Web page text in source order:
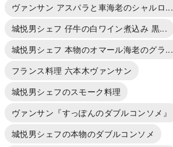
ヴァンサン アスパラと車海老のシャルロ...
城悦男シェフ 仔牛の白ワイン煮込み 黒...
城悦男シェフ 本物のオマール海老のグラ...
フランス料理 六本木ヴァンサン
城悦男シェフのスモーク料理
ヴァンサン『すっぽんのダブルコンソメ』
城悦男シェフの本物のダブルコンソメ